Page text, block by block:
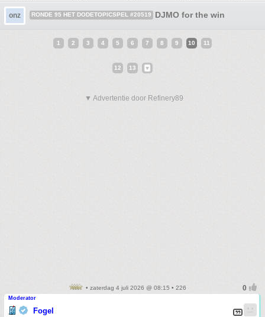
onz RONDE 95 HET DODETOPICSPEL #20519 DJMO for the win
1 2 3 4 5 6 7 8 9 10 11
12 13
▼ Advertentie door Refinery89
• zaterdag 4 juli 2026 @ 08:15 • 226
Moderator
Fogel